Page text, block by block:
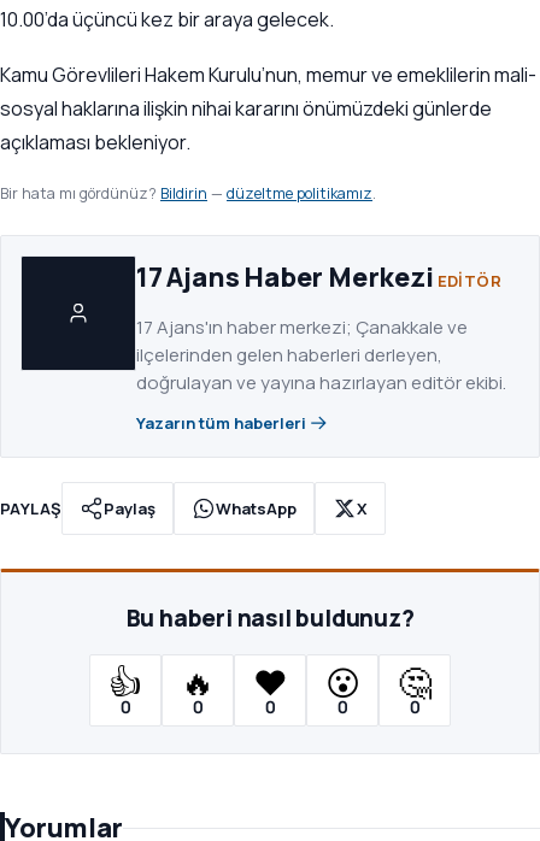
10.00’da üçüncü kez bir araya gelecek.
Kamu Görevlileri Hakem Kurulu’nun, memur ve emeklilerin mali-
sosyal haklarına ilişkin nihai kararını önümüzdeki günlerde
açıklaması bekleniyor.
Bir hata mı gördünüz? Bildirin — düzeltme politikamız.
17 Ajans Haber Merkezi EDITÖR
17 Ajans'ın haber merkezi; Çanakkale ve
ilçelerinden gelen haberleri derleyen,
doğrulayan ve yayına hazırlayan editör ekibi.
Yazarın tüm haberleri
PAYLAŞ Paylaş WhatsApp X
Bu haberi nasıl buldunuz?
👍
0
🔥
0
❤️
0
😮
0
🤔
0
Yorumlar